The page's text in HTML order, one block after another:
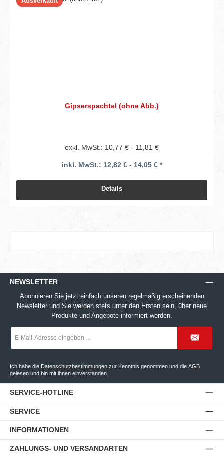
Gipserspachtel (ohne Abb.)
exkl. MwSt.: 10,77 € - 11,81 €
inkl. MwSt.: 12,82 € - 14,05 € *
Details
NEWSLETTER
Abonnieren Sie jetzt einfach unseren regelmäßig erscheinenden
Newsletter und Sie werden stets unter den Ersten sein, über neue
Produkte und Angebote informiert werden.
Mail-
*
Ich habe die Datenschutzbestimmungen zur Kenntnis genommen und die AGB
gelesen und bin mit ihnen einverstanden.
SERVICE-HOTLINE
SERVICE
INFORMATIONEN
ZAHLUNGS- UND VERSANDARTEN